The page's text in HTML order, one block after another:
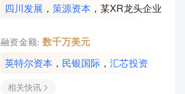
四川发展 ，策源资本 ，某XR龙头企业
融资金额: 数千万美元
英特尔资本 ， 民银国际 ，汇芯投资
相关快讯